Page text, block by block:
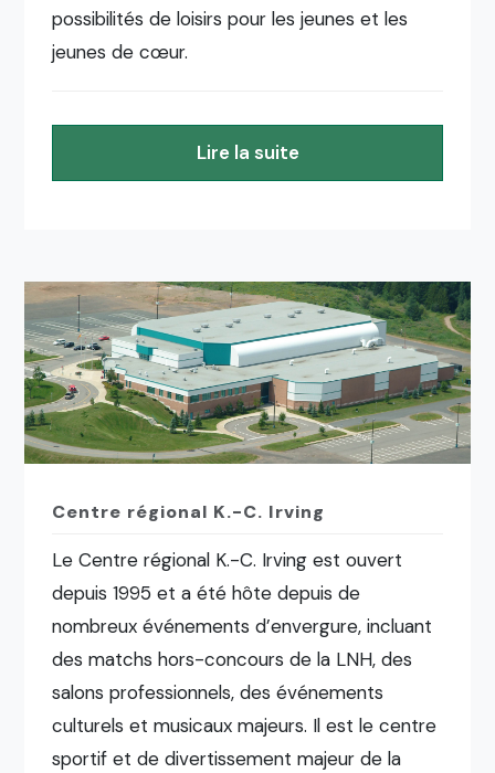
possibilités de loisirs pour les jeunes et les
jeunes de cœur.
Lire la suite
Centre régional K.-C. Irving
Le Centre régional K.-C. Irving est ouvert
depuis 1995 et a été hôte depuis de
nombreux événements d’envergure, incluant
des matchs hors-concours de la LNH, des
salons professionnels, des événements
culturels et musicaux majeurs. Il est le centre
sportif et de divertissement majeur de la